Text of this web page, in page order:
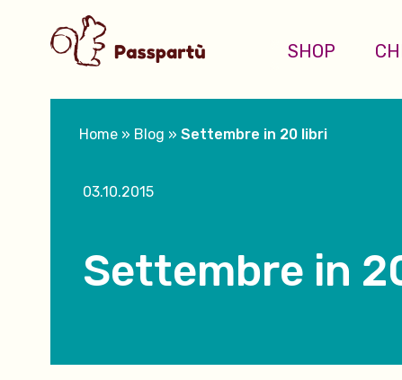
SHOP
Home » Blog » Settembre in 20 libri
03.10.2015
Settembre in